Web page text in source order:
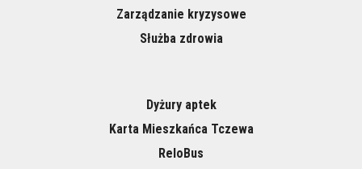
Zarządzanie kryzysowe
Służba zdrowia
Dyżury aptek
Karta Mieszkańca Tczewa
ReloBus